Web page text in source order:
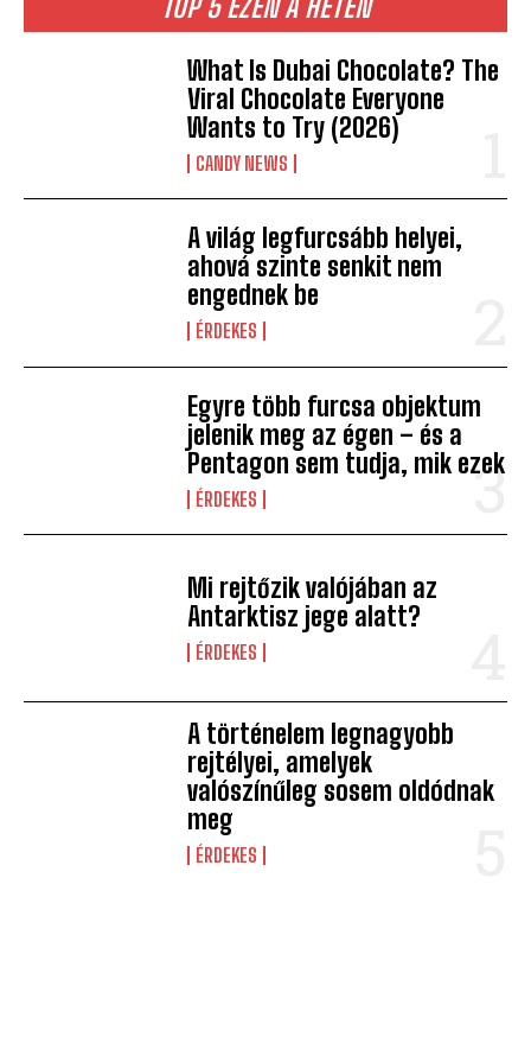
What Is Dubai Chocolate? The
Viral Chocolate Everyone
Wants to Try (2026)
CANDY NEWS
A világ legfurcsább helyei,
ahová szinte senkit nem
engednek be
ÉRDEKES
Egyre több furcsa objektum
jelenik meg az égen – és a
Pentagon sem tudja, mik ezek
ÉRDEKES
Mi rejtőzik valójában az
Antarktisz jege alatt?
ÉRDEKES
A történelem legnagyobb
rejtélyei, amelyek
valószínűleg sosem oldódnak
meg
ÉRDEKES